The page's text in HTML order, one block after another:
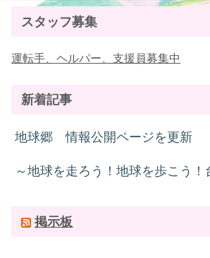
スタッフ募集
運転手、ヘルパー、支援員募集中
新着記事
地球郷 情報公開ページを更新
～地球を走ろう！地球を歩こう
掲示板